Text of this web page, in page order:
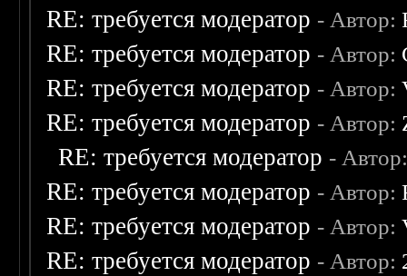
RE: требуется модератор - Автор:
RE: требуется модератор - Автор:
RE: требуется модератор - Автор:
RE: требуется модератор - Автор:
RE: требуется модератор -
RE: требуется модератор - Автор:
RE: требуется модератор - Автор:
RE: требуется модератор - Автор: